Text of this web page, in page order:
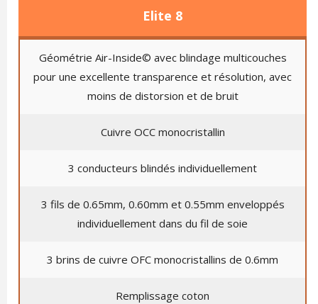
Elite 8
Géométrie Air-Inside© avec blindage multicouches
pour une excellente transparence et résolution, avec
moins de distorsion et de bruit
Cuivre OCC monocristallin
3 conducteurs blindés individuellement
3 fils de 0.65mm, 0.60mm et 0.55mm enveloppés
individuellement dans du fil de soie
3 brins de cuivre OFC monocristallins de 0.6mm
Remplissage coton